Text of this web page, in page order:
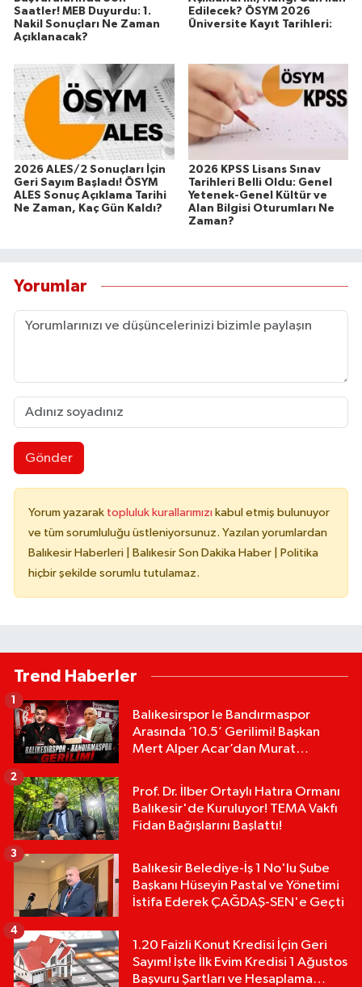
Saatler! MEB Duyurdu: 1.
Nakil Sonuçları Ne Zaman
Açıklanacak?
Edilecek? ÖSYM 2026
Üniversite Kayıt Tarihleri:
2026 ALES/2 Sonuçları İçin
Geri Sayım Başladı! ÖSYM
ALES Sonuç Açıklama Tarihi
Ne Zaman, Kaç Gün Kaldı?
2026 KPSS Lisans Sınav
Tarihleri Belli Oldu: Genel
Yetenek-Genel Kültür ve
Alan Bilgisi Oturumları Ne
Zaman?
Yorumlar
Gönder
Yorum yazarak topluluk kurallarımızı kabul etmiş bulunuyor
ve tüm sorumluluğu üstleniyorsunuz. Yazılan yorumlardan
Balıkesir Haberleri | Balıkesir Son Dakika Haber | Politika
hiçbir şekilde sorumlu tutulamaz.
Trend Haberler
Balıkesirspor le Bandırmaspor
Arasında ‘10.5’ Gerilimi! Başkan
Mert Alper Acar’dan Murat
1
Prof. Dr. İlber Ortaylı Hatıra Ormanı
Balıkesir'de Kuruluyor! TEMA Vakfı
Fidan Bağışlarını Başlattı!
2
Balıkesir Belediye-İş 1 No'lu Şube
Başkanı Hüseyin Pastal ve Yönetimi
İstifa Ederek ÇAĞDAŞ-SEN'e Geçti
3
1.20 Faizli Konut Kredisi İçin Geri
Sayım! İşte İlk Evim Kredisi 1 Ağustos
Başvuru Şartları ve Hesaplama
4